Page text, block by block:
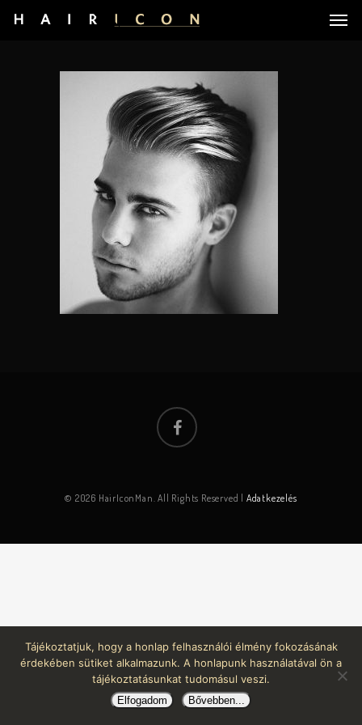
© 2026 HairIconMan. All Rights Reserved | Adatkezelés
Tájékoztatjuk, hogy a honlap felhasználói élmény fokozásának
érdekében sütiket alkalmazunk. A honlapunk használatával ön a
tájékoztatásunkat tudomásul veszi.
Elfogadom Bővebben...